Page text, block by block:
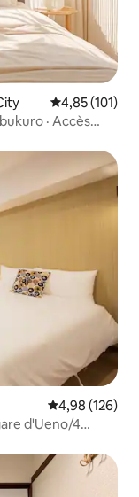
Évaluation
4,85 (101)
· Accès
Évaluation
4,98 (126)
d'Ueno/4
et chinois